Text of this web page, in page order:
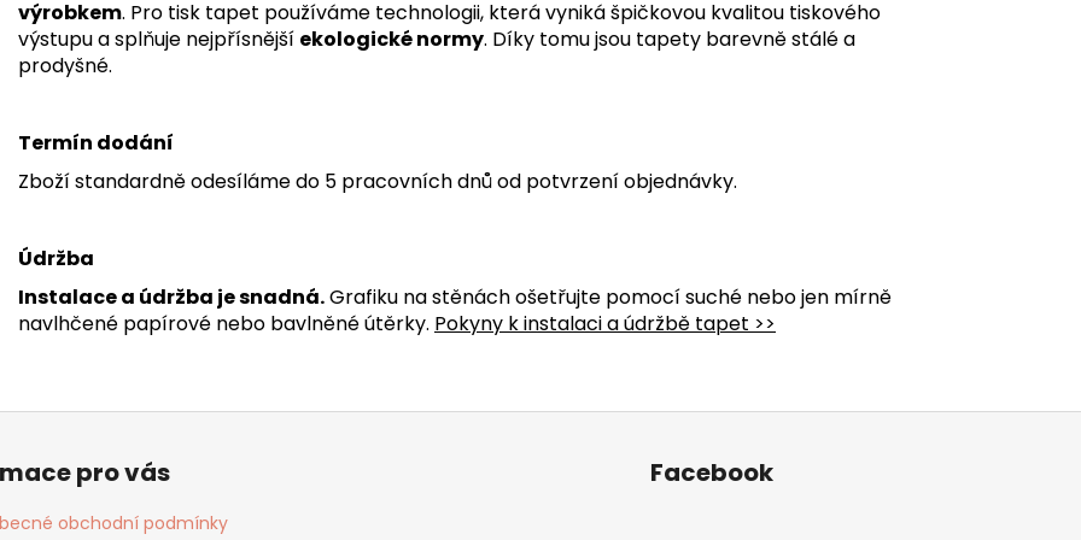
výrobkem. Pro tisk tapet používáme technologii, která vyniká špičkovou kvalitou tiskového
výstupu a splňuje nejpřísnější ekologické normy. Díky tomu jsou tapety barevně stálé a
prodyšné.
Termín dodání
Zboží standardně odesíláme do 5 pracovních dnů od potvrzení objednávky.
Údržba
Instalace a údržba je snadná.Grafiku na stěnách ošetřujte pomocí suché nebo jen mírně
navlhčené papírové nebo bavlněné útěrky. Pokyny k instalaci a údržbě tapet >>
pro vás
obchodní podmínky
Facebook